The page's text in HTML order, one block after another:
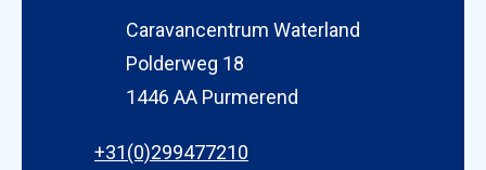
Caravancentrum Waterland
Polderweg 18
1446 AA Purmerend
+31(0)299477210